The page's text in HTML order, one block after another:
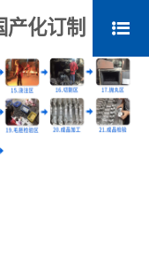
产化订制